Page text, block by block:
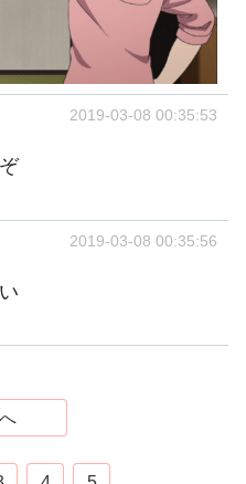
2019-03-08 00:35:53
2019-03-08 00:35:56